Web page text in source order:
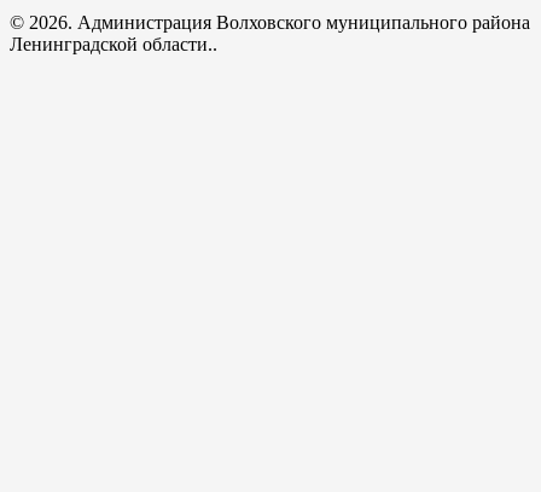
© 2026. Администрация Волховского муниципального района
Ленинградской области..